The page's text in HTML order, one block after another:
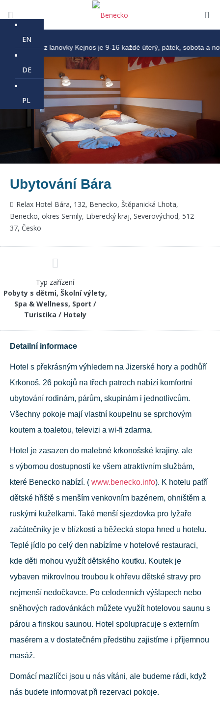
lanovky Kejnos je 9-16 každé úterý, pátek, sobota a nově i v
EN
DE
PL
Ubytování Bára
Relax Hotel Bára, 132, Benecko, Štěpanická Lhota,
Benecko, okres Semily, Liberecký kraj, Severovýchod, 512
37, Česko
Typ zařízení
Pobyty s dětmi, Školní výlety,
Spa & Wellness, Sport /
Turistika / Hotely
Detailní informace
Hotel s překrásným výhledem na Jizerské hory a podhůří
Krkonoš. 26 pokojů na třech patrech nabízí komfortní
ubytování rodinám, párům, skupinám i jednotlivcům.
Všechny pokoje mají vlastní koupelnu se sprchovým
koutem a toaletou, televizi a wi-fi zdarma.
Hotel je zasazen do malebné krkonošské krajiny, ale
s výbornou dostupností ke všem atraktivním službám,
které Benecko nabízí. ( www.benecko.info). K hotelu patří
dětské hřiště s menším venkovním bazénem, ohništěm a
ruskými kuželkami. Také menší sjezdovka pro lyžaře
začátečníky je v blízkosti a běžecká stopa hned u hotelu.
Teplé jídlo po celý den nabízíme v hotelové restauraci,
kde děti mohou využít dětského koutku. Koutek je
vybaven mikrovlnou troubou k ohřevu dětské stravy pro
nejmenší nedočkavce. Po celodenních výšlapech nebo
sněhových radovánkách můžete využít hotelovou saunu s
párou a finskou saunou. Hotel spolupracuje s externím
masérem a v dostatečném předstihu zajistíme i příjemnou
masáž.
Domácí mazlíčci jsou u nás vítáni, ale budeme rádi, když
nás budete informovat při rezervaci pokoje.